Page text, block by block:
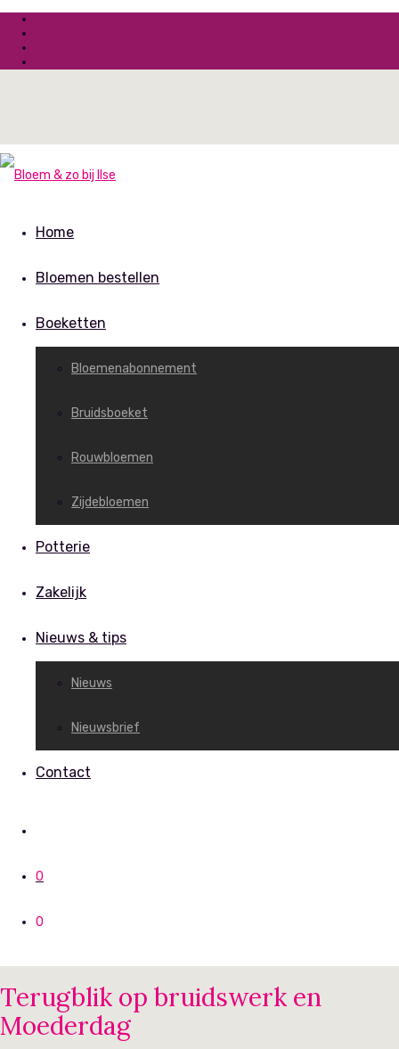
Home
Bloemen bestellen
Boeketten
Bloemenabonnement
Bruidsboeket
Rouwbloemen
Zijdebloemen
Potterie
Zakelijk
Nieuws & tips
Nieuws
Nieuwsbrief
Contact
0
0
Terugblik op bruidswerk en
Moederdag